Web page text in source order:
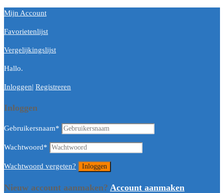
Mijn Account
Favorietenlijst
Vergelijkingslijst
Hallo.
Inloggen| Registreren
Inloggen
Gebruikersnaam*
Wachtwoord*
Wachtwoord vergeten?
Nieuw account aanmaken? Account aanmaken